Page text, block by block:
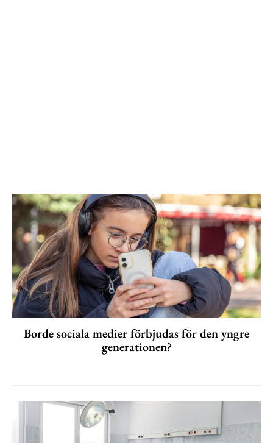
Borde sociala medier förbjudas för den yngre
generationen?